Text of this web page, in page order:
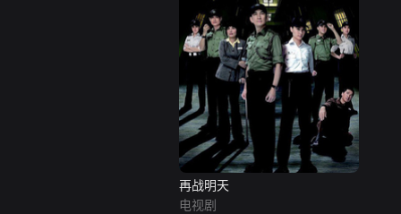
再战明天
电视剧